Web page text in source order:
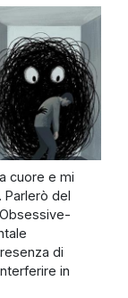
cuore e mi
Parlerò del
di
in